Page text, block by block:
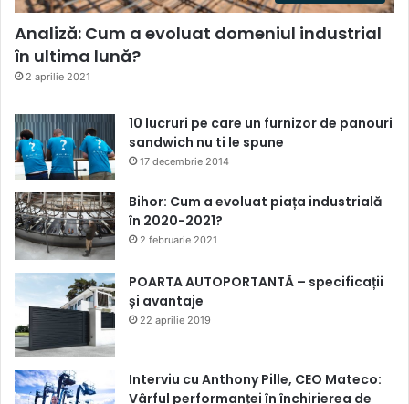
Analiză: Cum a evoluat domeniul industrial
în ultima lună?
2 aprilie 2021
10 lucruri pe care un furnizor de panouri
sandwich nu ti le spune
17 decembrie 2014
Bihor: Cum a evoluat piața industrială
în 2020-2021?
2 februarie 2021
POARTA AUTOPORTANTĂ – specificații
și avantaje
22 aprilie 2019
Interviu cu Anthony Pille, CEO Mateco:
Vârful performanței în închirierea de